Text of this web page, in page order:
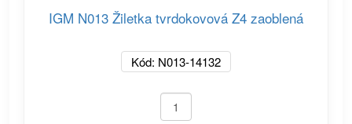
IGM N013 Žiletka tvrdokovová Z4 zaoblená
Kód: N013-14132